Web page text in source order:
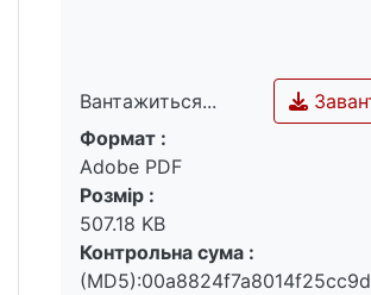
Вантажиться...
Вантажиться...
Формат :
Adobe PDF
Розмір :
507.18 KB
Контрольна сума :